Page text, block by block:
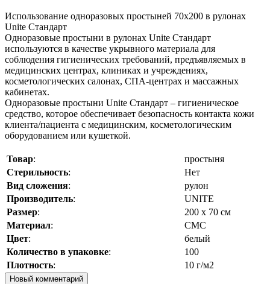
Использование одноразовых простыней 70х200 в рулонах
Unite Стандарт
Одноразовые простыни в рулонах Unite Стандарт
используются в качестве укрывного материала для
соблюдения гигиенических требований, предъявляемых в
медицинских центрах, клиниках и учреждениях,
косметологических салонах, СПА-центрах и массажных
кабинетах.
Одноразовые простыни Unite Стандарт – гигиеническое
средство, которое обеспечивает безопасность контакта кожи
клиента/пациента с медицинским, косметологическим
оборудованием или кушеткой.
Товар:
простыня
Стерильность:
Нет
Вид сложения:
рулон
Производитель:
UNITЕ
Размер:
200 х 70 см
Материал:
СМС
Цвет:
белый
Количество в упаковке:
100
Плотность: 10 г/м2
Новый комментарий